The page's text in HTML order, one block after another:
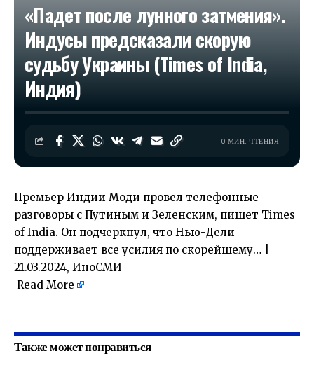
«Падет после лунного затмения».
Индусы предсказали скорую
судьбу Украины (Times of India,
Индия)
0 МИН. ЧТЕНИЯ
Премьер Индии Моди провел телефонные
разговоры с Путиным и Зеленским, пишет Times
of India. Он подчеркнул, что Нью-Дели
поддерживает все усилия по скорейшему… |
21.03.2024, ИноСМИ
Read More
Также может понравиться